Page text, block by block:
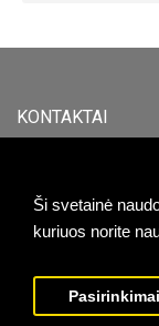
Ši svetainė
kuriuos norite
Pasirinkimai
KONTAKTAI
PIRKĖJAMS
DARBO LAIKAS: